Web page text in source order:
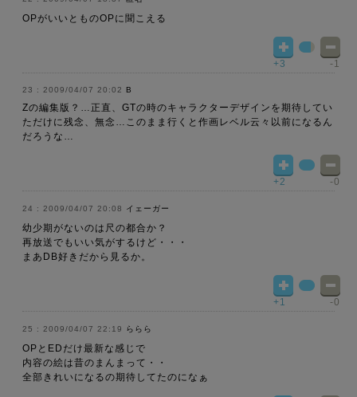
OPがいいとものOPに聞こえる
+3 -1
2009/04/07 20:02 B
Zの編集版？…正直、GTの時のキャラクターデザインを期待してい
ただけに残念、無念…このまま行くと作画レベル云々以前になるん
だろうな…
+2 -0
2009/04/07 20:08 イェーガー
幼少期がないのは尺の都合か？
再放送でもいい気がするけど・・・
まあDB好きだから見るか。
+1 -0
2009/04/07 22:19 ららら
OPとEDだけ最新な感じで
内容の絵は昔のまんまって・・
全部きれいになるの期待してたのになぁ